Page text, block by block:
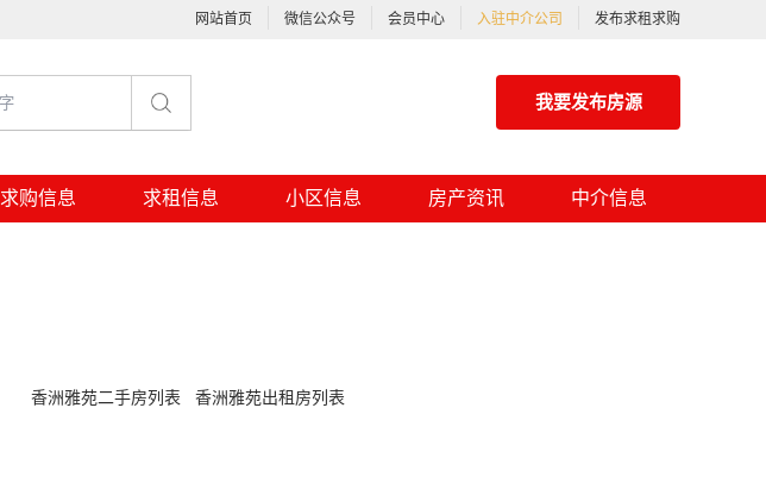
网站首页 微信公众号 会员中心 入驻中介公司 发布求租求购
我要发布房源
求购信息 求租信息 小区信息 房产资讯 中介信息
香洲雅苑二手房列表 香洲雅苑出租房列表